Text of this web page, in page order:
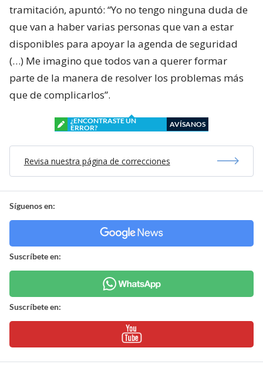
tramitación, apuntó: “Yo no tengo ninguna duda de
que van a haber varias personas que van a estar
disponibles para apoyar la agenda de seguridad
(…) Me imagino que todos van a querer formar
parte de la manera de resolver los problemas más
que de complicarlos”.
¿ENCONTRASTE UN
ERROR?
AVÍSANOS
Revisa nuestra página de correcciones
Síguenos en:
Suscríbete en:
Suscríbete en: